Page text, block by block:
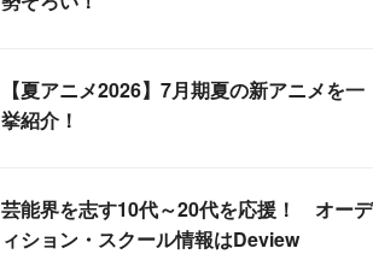
【夏アニメ2026】7月期夏の新アニメを一
挙紹介！
芸能界を志す10代～20代を応援！ オーデ
ィション・スクール情報はDeview